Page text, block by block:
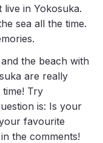
in Yokosuka.
sea all the time.
the beach with
are really
Try
is: Is your
favourite
the comments!